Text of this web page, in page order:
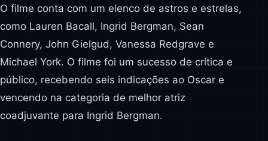
O filme conta com um elenco de astros e estrelas,
como Lauren Bacall, Ingrid Bergman, Sean
Connery, John Gielgud, Vanessa Redgrave e
Michael York. O filme foi um sucesso de crítica e
público, recebendo seis indicações ao Oscar e
vencendo na categoria de melhor atriz
coadjuvante para Ingrid Bergman.